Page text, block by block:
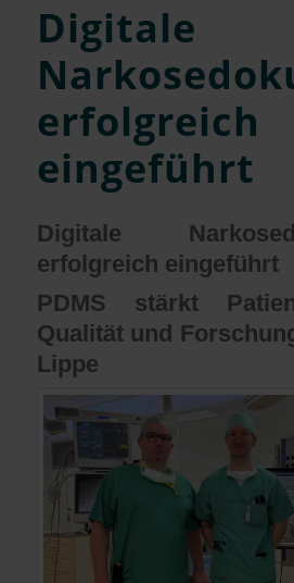
Digitale
erfolgreich
eingeführt
Digitale
erfolgreich eingeführt
PDMS stärkt
Qualität und
Lippe